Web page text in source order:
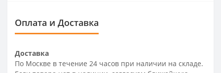
Оплата и Доставка
Доставка
По Москве в течение 24 часов при наличии на складе.